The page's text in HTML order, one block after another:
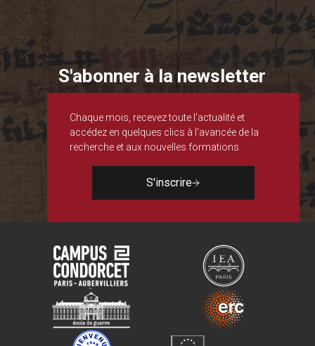
S'abonner à la newsletter
Chaque mois, recevez toute l'actualité et
accédez en quelques clics à l'avancée de la
recherche et aux nouvelles formations.
S'inscrire